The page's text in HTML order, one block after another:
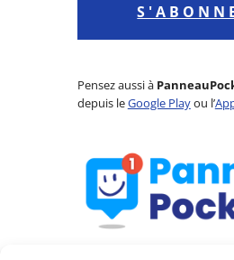
Pensez aussi à
depuis leGoogle Playou l’